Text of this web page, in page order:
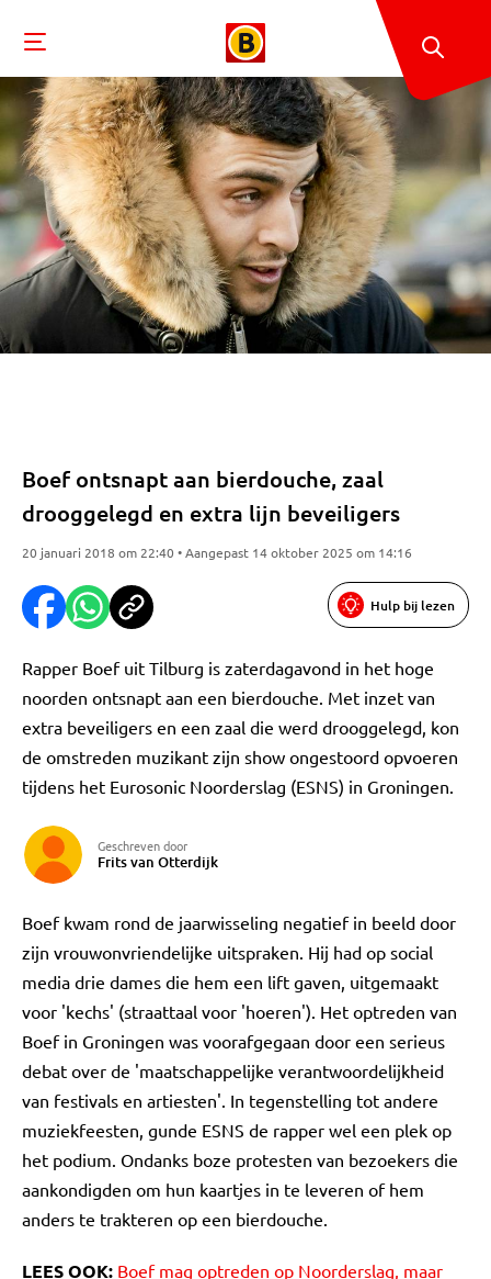
Boef ontsnapt aan bierdouche, zaal
drooggelegd en extra lijn beveiligers
20 januari 2018 om 22:40 • Aangepast 14 oktober 2025 om 14:16
Hulp bij lezen
Rapper Boef uit Tilburg is zaterdagavond in het hoge
noorden ontsnapt aan een bierdouche. Met inzet van
extra beveiligers en een zaal die werd drooggelegd, kon
de omstreden muzikant zijn show ongestoord opvoeren
tijdens het Eurosonic Noorderslag (ESNS) in Groningen.
Geschreven door
Frits van Otterdijk
Boef kwam rond de jaarwisseling negatief in beeld door
zijn vrouwonvriendelijke uitspraken. Hij had op social
media drie dames die hem een lift gaven, uitgemaakt
voor 'kechs' (straattaal voor 'hoeren'). Het optreden van
Boef in Groningen was voorafgegaan door een serieus
debat over de 'maatschappelijke verantwoordelijkheid
van festivals en artiesten'. In tegenstelling tot andere
muziekfeesten, gunde ESNS de rapper wel een plek op
het podium. Ondanks boze protesten van bezoekers die
aankondigden om hun kaartjes in te leveren of hem
anders te trakteren op een bierdouche.
LEES OOK: Boef mag optreden op Noorderslag, maar